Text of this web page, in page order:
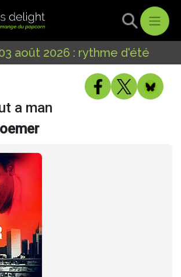
août 2026 : rythme d'été
a man